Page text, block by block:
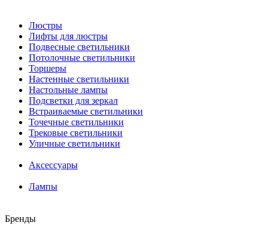
Люстры
Лифты для люстры
Подвесные светильники
Потолочные светильники
Торшеры
Настенные светильники
Настольные лампы
Подсветки для зеркал
Встраиваемые светильники
Точечные светильники
Трековые светильники
Уличные светильники
Аксессуары
Лампы
Бренды